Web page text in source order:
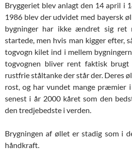
Bryggeriet blev anlagt den 14 april i
1986 blev der udvidet med bayersk
bygninger har ikke ændret sig ret
startede, men hvis man kigger efter,
togvogn kilet ind i mellem
togvognen bliver rent faktisk
rustfrie ståltanke der står der. Deres
rost, og har vundet mange præmier
senest i år 2000 kåret som den
den tredjebedste i verden.
Brygningen af øllet er stadig som i
håndkraft.